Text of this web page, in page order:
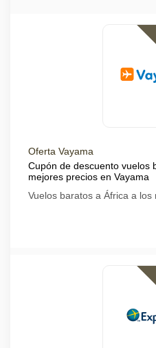
Oferta Vayama
Cupón de descuento vuelos
mejores precios en Vayama
Vuelos baratos a África a los